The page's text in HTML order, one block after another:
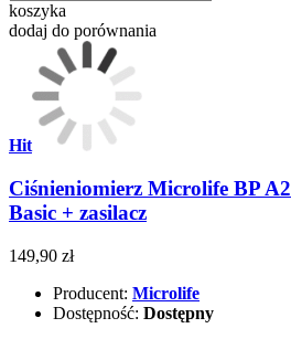
koszyka
dodaj do porównania
Hit
Ciśnieniomierz Microlife BP A2
Basic + zasilacz
149,90 zł
Producent: Microlife
Dostępność: Dostępny